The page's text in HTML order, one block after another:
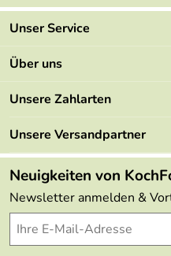
Unser Service
Kontakt
Mehrwertsteuerfrei
Retourenportal
FAQs
Lieferbedingungen
Delivery Terms
Kundenlogin
Über uns
Marken
Angebote
Made in Germany
Themen
Wir über uns
Presse
Unsere Zahlarten
Unsere Versandpartner
Neuigkeiten von
Newsletter anmelden &